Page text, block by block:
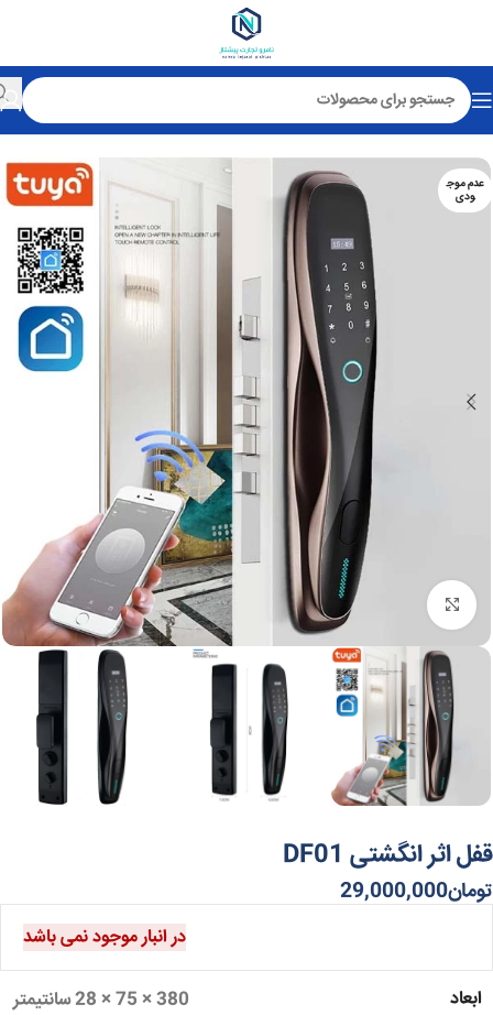
خانه قفل هوشمند آپارتمانی
عدم موج
ودی
برای بزرگنمایی کلیک کنید
قفل اثر انگشتی DF01
تومان29,000,000
در انبار موجود نمی باشد
ابعاد 380 × 75 × 28 سانتیمتر